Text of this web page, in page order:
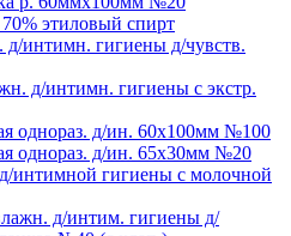
70% этиловый спирт
интимн. гигиены д/чувств.
д/интимн. гигиены с экстр.
однораз. д/ин. 60х100мм №100
однораз. д/ин. 65х30мм №20
интимной гигиены с молочной
д/интим. гигиены д/